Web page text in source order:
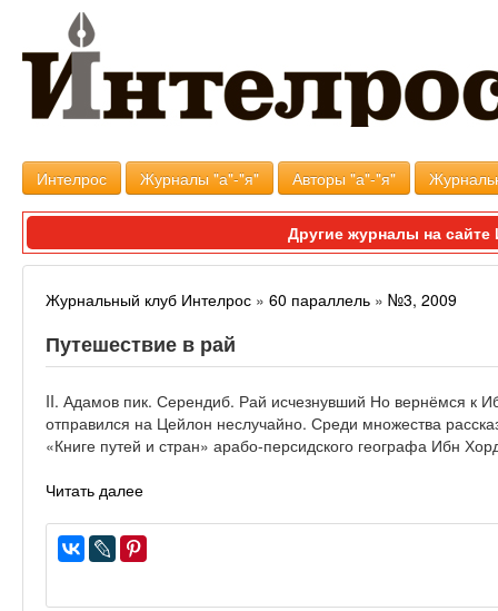
Интелрос Журналы "а"-"я" Авторы "а"-"я"
Другие журналы на
Журнальный клуб Интелрос » 60 параллель » №3, 2009
Путешествие в рай
II. Адамов пик. Серендиб. Рай исчезнувший Но вернёмся к
отправился на Цейлон неслучайно. Среди множества
«Книге путей и стран» арабо-персидского географа Ибн
Читать далее